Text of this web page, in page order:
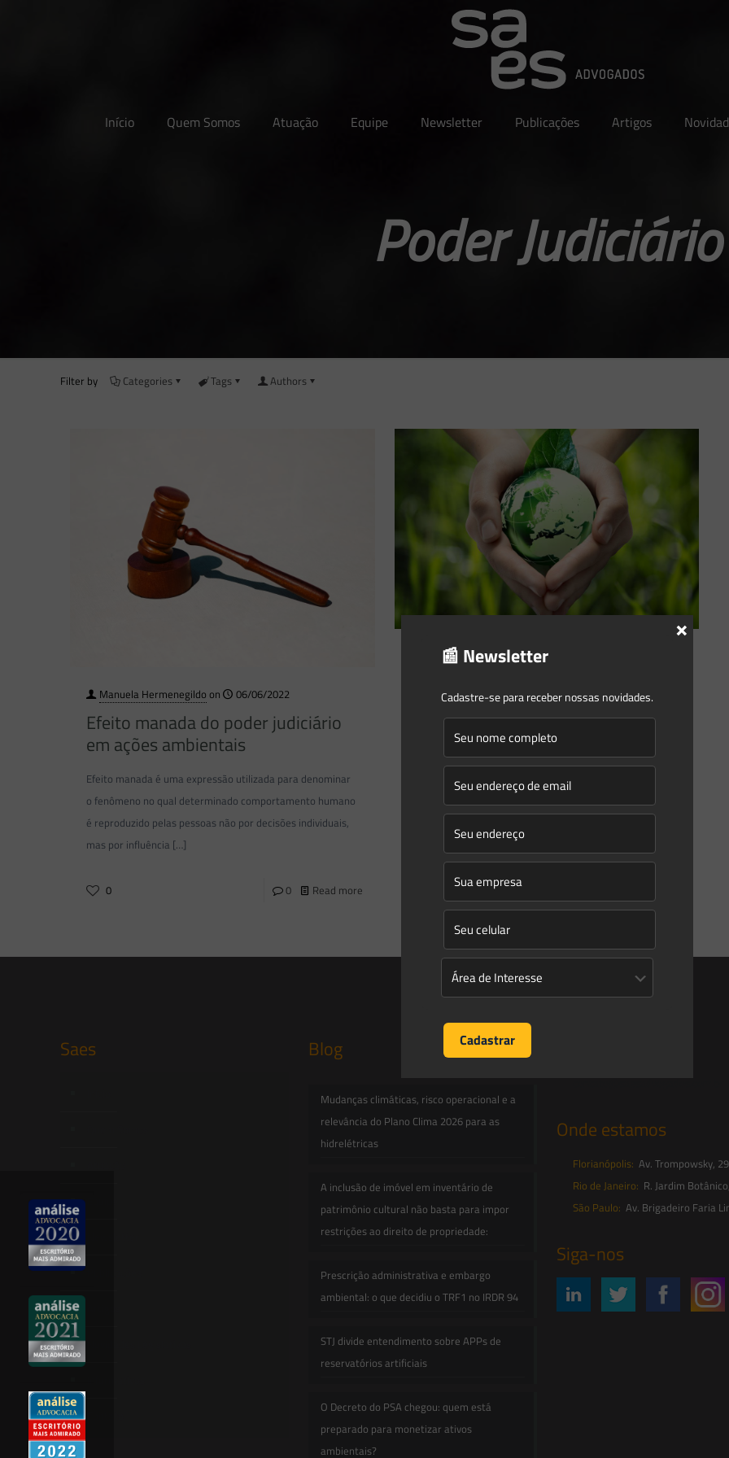
Início Quem Somos Atuação Equipe Newsletter Publicações Artigos
Poder Judiciário
Filter by Categories Tags Authors
Manuela Hermenegildo on 06/06/2022
Efeito manada do poder judiciário
em ações ambientais
Efeito manada é uma expressão utilizada para denominar
o fenômeno no qual determinado comportamento humano
é reproduzido pelas pessoas não por decisões individuais,
mas por influência […]
0 0 Read more
Saes Advogadoson 25/03/2020
de Pandemia: A roda segue girando
A aparente paralisação que o Brasil vem vivendo traz
preocupações para o empreendedor. Esse período atípico
não pode significar paralisação total da economia – e isso
0 Read more
Saes Blog
Mudanças climáticas, risco operacional e a
relevância do Plano Clima 2026 para as
hidrelétricas
A inclusão de imóvel em inventário de
patrimônio cultural não basta para impor
restrições ao direito de propriedade:
Prescrição administrativa e embargo
ambiental: o que decidiu o TRF1 no IRDR 94
STJ divide entendimento sobre APPs de
reservatórios artificiais
O Decreto do PSA chegou: quem está
preparado para monetizar ativos
ambientais?
Onde estamos
Florianópolis: Av. Trompowsky,
Rio de Janeiro: R. Jardim
São Paulo: Av. Brigadeiro Faria
Siga-nos
📰 Newsletter
Cadastre-se para receber nossas novidades.
×